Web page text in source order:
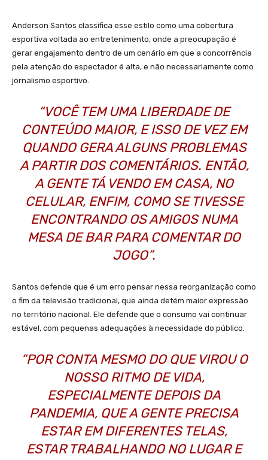
Anderson Santos classifica esse estilo como uma cobertura
esportiva voltada ao entretenimento, onde a preocupação é
gerar engajamento dentro de um cenário em que a concorrência
pela atenção do espectador é alta, e não necessariamente como
jornalismo esportivo.
“VOCÊ TEM UMA LIBERDADE DE
CONTEÚDO MAIOR, E ISSO DE VEZ EM
QUANDO GERA ALGUNS PROBLEMAS
A PARTIR DOS COMENTÁRIOS. ENTÃO,
A GENTE TÁ VENDO EM CASA, NO
CELULAR, ENFIM, COMO SE TIVESSE
ENCONTRANDO OS AMIGOS NUMA
MESA DE BAR PARA COMENTAR DO
JOGO”.
Santos defende que é um erro pensar nessa reorganização como
o fim da televisão tradicional, que ainda detém maior expressão
no território nacional. Ele defende que o consumo vai continuar
estável, com pequenas adequações à necessidade do público.
“POR CONTA MESMO DO QUE VIROU O
NOSSO RITMO DE VIDA,
ESPECIALMENTE DEPOIS DA
PANDEMIA, QUE A GENTE PRECISA
ESTAR EM DIFERENTES TELAS,
ESTAR TRABALHANDO NO LUGAR E